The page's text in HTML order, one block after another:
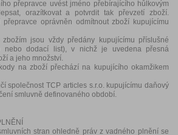
přepravce uvést jméno přebírajícího hůlkovým
orazítkovat a potvrdit tak převzetí zboží.
oprávněn odmítnout zboží kupujícímu
jsou vždy předány kupujícímu příslušné
nebo dodací list), v nichž je uvedena přesná
a jeho množství.
na zboží přechází na kupujícího okamžikem
společnost TCP articles s.r.o. kupujícímu daňový
smluvně definovaného období.
stran ohledně práv z vadného plnění se